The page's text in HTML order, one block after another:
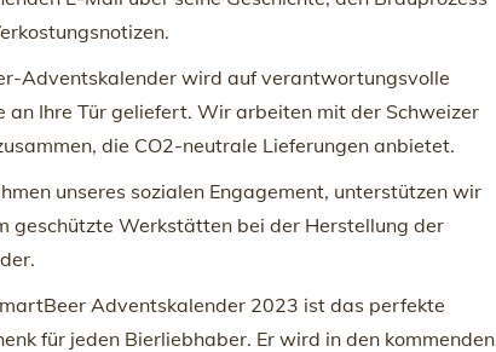
Adventskalender wird auf verantwortungsvolle
an Ihre Tür geliefert. Wir arbeiten mit der Schweizer
die CO2-neutrale Lieferungen anbietet.
unseres sozialen Engagement, unterstützen wir
geschützte Werkstätten bei der Herstellung der
Adventskalender 2023 ist das perfekte
für jeden Bierliebhaber. Er wird in den kommenden